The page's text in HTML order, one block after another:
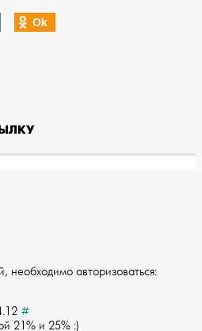
Оk
необходимо авторизоваться:
#
21% и 25% :)